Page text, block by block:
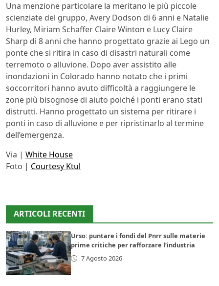
Una menzione particolare la meritano le più piccole
scienziate del gruppo, Avery Dodson di 6 anni e Natalie
Hurley, Miriam Schaffer Claire Winton e Lucy Claire
Sharp di 8 anni che hanno progettato grazie ai Lego un
ponte che si ritira in caso di disastri naturali come
terremoto o alluvione. Dopo aver assistito alle
inondazioni in Colorado hanno notato che i primi
soccorritori hanno avuto difficoltà a raggiungere le
zone più bisognose di aiuto poiché i ponti erano stati
distrutti. Hanno progettato un sistema per ritirare i
ponti in caso di alluvione e per ripristinarlo al termine
dell’emergenza.
Via | White House
Foto | Courtesy Ktul
ARTICOLI RECENTI
Urso: puntare i fondi del Pnrr sulle materie
prime critiche per rafforzare l’industria
7 Agosto 2026